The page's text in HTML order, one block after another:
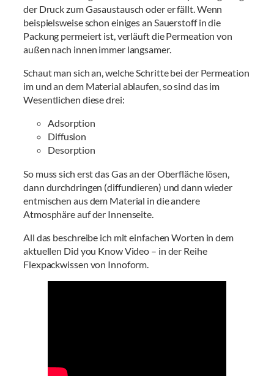
der Druck zum Gasaustausch oder er fällt. Wenn
beispielsweise schon einiges an Sauerstoff in die
Packung permeiert ist, verläuft die Permeation von
außen nach innen immer langsamer.
Schaut man sich an, welche Schritte bei der Permeation
im und an dem Material ablaufen, so sind das im
Wesentlichen diese drei:
Adsorption
Diffusion
Desorption
So muss sich erst das Gas an der Oberfläche lösen,
dann durchdringen (diffundieren) und dann wieder
entmischen aus dem Material in die andere
Atmosphäre auf der Innenseite.
All das beschreibe ich mit einfachen Worten in dem
aktuellen Did you Know Video – in der Reihe
Flexpackwissen von Innoform.